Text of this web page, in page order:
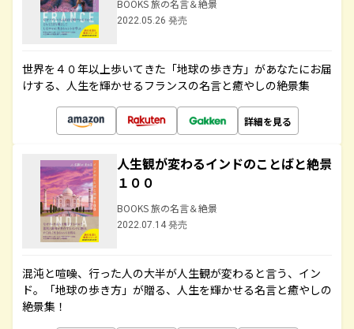
BOOKS 旅の名言＆絶景
2022.05.26 発売
世界を４０年以上歩いてきた「地球の歩き方」があなたにお届
けする、人生を輝かせるフランスの名言と癒やしの絶景集
詳細を見る
人生観が変わるインドのことばと絶景
１００
BOOKS 旅の名言＆絶景
2022.07.14 発売
混沌と喧噪、行った人の大半が人生観が変わると言う、イン
ド。「地球の歩き方」が贈る、人生を輝かせる名言と癒やしの
絶景集！